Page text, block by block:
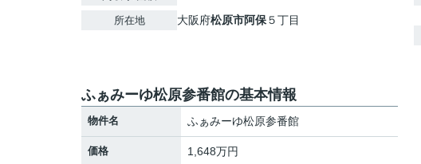
所在地 大阪府松原市阿保５丁目
ふぁみーゆ松原参番館の基本情報
物件名 ふぁみーゆ松原参番館
価格 1,648万円